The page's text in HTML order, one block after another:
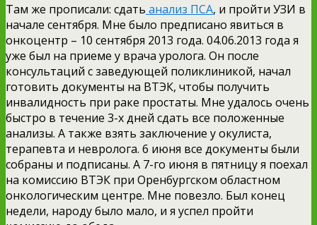
Там же прописали: сдать анализ ПСА, и пройти УЗИ в
начале сентября. Мне было предписано явиться в
онкоцентр – 10 сентября 2013 года. 04.06.2013 года я
уже был на приеме у врача уролога. Он после
консультаций с заведующей поликлиникой, начал
готовить документы на ВТЭК, чтобы получить
инвалидность при раке простаты. Мне удалось очень
быстро в течение 3-х дней сдать все положенные
анализы. А также взять заключение у окулиста,
терапевта и невролога. 6 июня все документы были
собраны и подписаны. А 7-го июня в пятницу я поехал
на комиссию ВТЭК при Оренбургском областном
онкологическим центре. Мне повезло. Был конец
недели, народу было мало, и я успел пройти